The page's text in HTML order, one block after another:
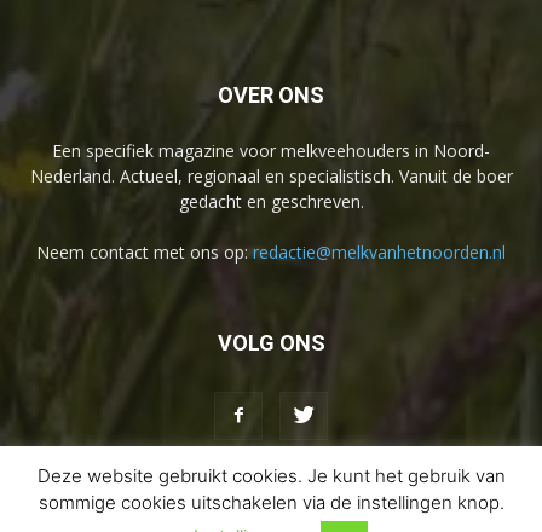
OVER ONS
Een specifiek magazine voor melkveehouders in Noord-
Nederland. Actueel, regionaal en specialistisch. Vanuit de boer
gedacht en geschreven.
Neem contact met ons op: redactie@melkvanhetnoorden.nl
VOLG ONS
Disclaimer Privacybeleid Contact
Deze website gebruikt cookies. Je kunt het gebruik van
sommige cookies uitschakelen via de instellingen knop.